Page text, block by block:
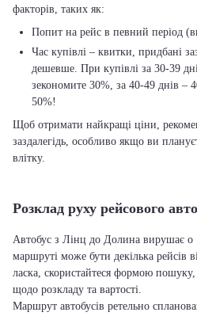
факторів, таких як:
Попит на рейс в певний період
Час купівлі – квитки, придбані
дешевше. При купівлі за 30-39
зекономите 30%, за 40-49 днів –
50%!
Щоб отримати найкращі ціни,
заздалегідь, особливо якщо ви
влітку.
Розклад руху рейсового
Автобус з Лінц до Долина вирушає о
маршруті може бути декілька рейсів
ласка, скористайтеся формою
щодо розкладу та вартості.
Маршрут автобусів ретельно